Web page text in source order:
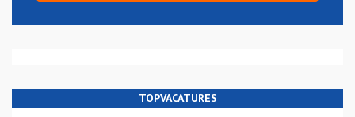
TOPVACATURES